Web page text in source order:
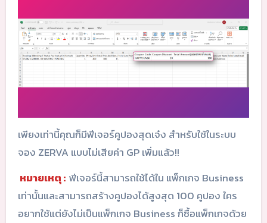
เพียงเท่านี้คุณก็มีฟีเจอร์คูปองสุดเจ๋ง สำหรับใช้ในระบบ
จอง ZERVA แบบไม่เสียค่า GP เพิ่มแล้ว!!
หมายเหตุ : ฟีเจอร์นี้สามารถใช้ได้ใน แพ็กเกจ Business
เท่านั้นและสามารถสร้างคูปองได้สูงสุด 100 คูปอง ใคร
อยากใช้แต่ยังไม่เป็นแพ็กเกจ Business ก็ซื้อแพ็กเกจด้วย